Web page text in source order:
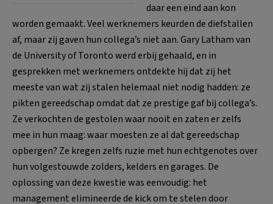
daar een eind aan kon
worden gemaakt. Veel werknemers keurden de diefstallen
af, maar zij gaven hun collega’s niet aan. Gary Latham van
de University of Toronto werd erbij gehaald, en in
gesprekken met werknemers ontdekte hij dat zij het
meeste van wat zij stalen helemaal niet nodig hadden: ze
pikten gereedschap omdat dat ze prestige gaf bij collega’s.
Ze verkochten de gestolen waar nooit en zaten er zelfs
mee in hun maag: waar moesten ze al dat gereedschap
opbergen? Ze kregen zelfs ruzie met hun echtgenotes over
hun volgestouwde zolders, kelders en garages. De
oplossing van deze kwestie was eenvoudig: het
management elimineerde de kick om te stelen door